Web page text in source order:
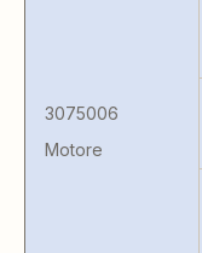
3075006
Motore